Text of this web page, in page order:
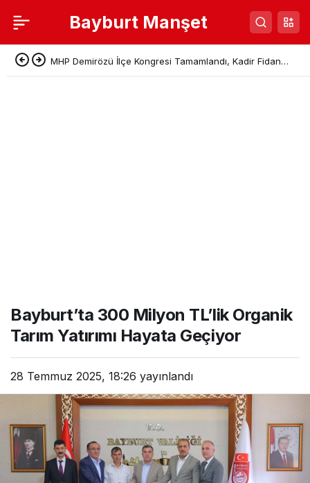
Bayburt Manşet
MHP Demirözü İlçe Kongresi Tamamlandı, Kadir Fidan
Bayburt’ta 300 Milyon TL’lik Organik
Tarım Yatırımı Hayata Geçiyor
28 Temmuz 2025, 18:26 yayınlandı